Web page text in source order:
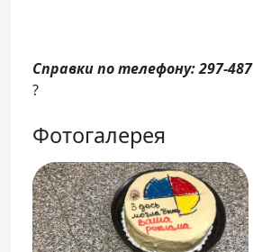
Справки по телефону: 297-487
?
Фотогалерея